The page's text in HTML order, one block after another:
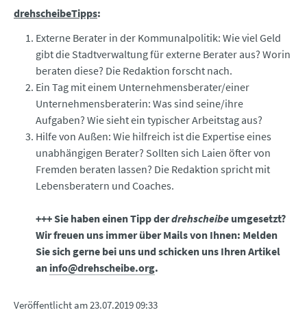
drehscheibeTipps:
Externe Berater in der Kommunalpolitik: Wie viel Geld
gibt die Stadtverwaltung für externe Berater aus? Worin
beraten diese? Die Redaktion forscht nach.
Ein Tag mit einem Unternehmensberater/einer
Unternehmensberaterin: Was sind seine/ihre
Aufgaben? Wie sieht ein typischer Arbeitstag aus?
Hilfe von Außen: Wie hilfreich ist die Expertise eines
unabhängigen Berater? Sollten sich Laien öfter von
Fremden beraten lassen? Die Redaktion spricht mit
Lebensberatern und Coaches.
+++ Sie haben einen Tipp derdrehscheibe umgesetzt?
Wir freuen uns immer über Mails von Ihnen: Melden
Sie sich gerne bei uns und schicken uns Ihren Artikel
an info@drehscheibe.org.
Veröffentlicht am23.07.2019 09:33